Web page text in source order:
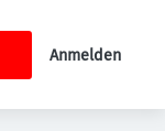
Anmelden